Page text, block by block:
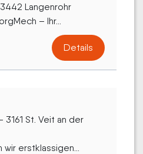
Langenrohr
– Ihr...
Details
St. Veit an der
erstklassigen...